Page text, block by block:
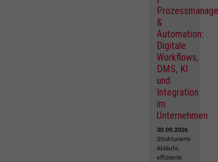
&
Automation:
Digitale
Workflows,
DMS, KI
und
Integration
im
Unternehmen
30.09.2026
Strukturierte
Abläufe,
effiziente